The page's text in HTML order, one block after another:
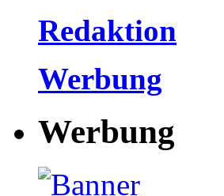
Redaktion
Werbung
Werbung